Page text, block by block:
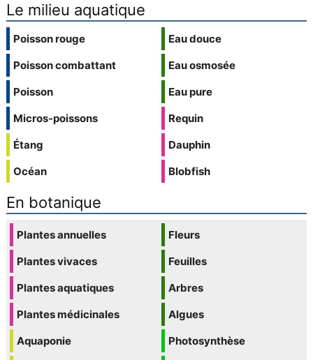
Le milieu aquatique
Poisson rouge
Poisson combattant
Poisson
Micros-poissons
Étang
Océan
Eau douce
Eau osmosée
Eau pure
Requin
Dauphin
Blobfish
En botanique
Plantes annuelles
Plantes vivaces
Plantes aquatiques
Plantes médicinales
Aquaponie
Fleurs
Feuilles
Arbres
Algues
Photosynthèse